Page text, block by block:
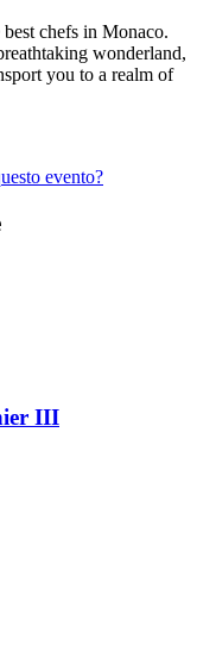
chefs in Monaco.
wonderland,
you to a realm of
evento?
III